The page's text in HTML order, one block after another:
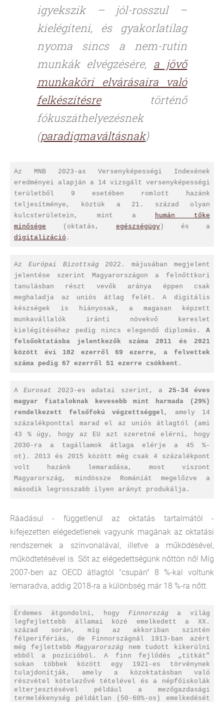
igyekszik – jól-rosszul –
kielégíteni, és gyakorlatilag
nyoma sincs a nem-rutin
munkák elvégzésére, a jövő
munkaköri elvárásaira való
felkészítésretörténő
fókuszáthelyezésnek
(paradigmaváltásnak)
Az MNB 2023-as Versenyképességi Indexének
eredményei alapján a 14 vizsgált versenyképességi
területből 9 esetében romlott hazánk
teljesítménye, köztük a 21. század olyan
kulcsterületein, mint a humán tőke
minősége (oktatás, egészségügy ) és a
digitalizáció .
Az Európai Bizottság2022. májusában megjelent
jelentése szerint Magyarországon a felnőttkori
tanulásban részt vevők aránya éppen csak
meghaladja az uniós átlag felét. A digitális
készségek is hiányosak, a magasan képzett
munkavállalók iránti növekvő kereslet
kielégítéséhez pedig nincs elegendő diplomás. A
felsőoktatásba jelentkezők száma 2011 és 2021
között évi 102 ezerről 69 ezerre, a felvettek
száma pedig 67 ezerről 51 ezerre csökkent .
AEurosat 2023-es adatai szerint, a 25-34 éves
magyar fiataloknak kevesebb mint harmada (29%)
rendelkezett felsőfokú végzettséggel, amely 14
százalékponttal marad el az uniós átlagtól (ami
43 % úgy, hogy az EU azt szeretné elérni, hogy
2030-ra a tagállamok átlaga elérje a 45 %-
ot). 2013 és 2015 között még csak 4 százalékpont
volt hazánk lemaradása, most viszont
Magyarország, mindössze Romániát megelőzve a
második legrosszabb ilyen arányt produkálja.
Ráadásul - függetlenül az oktatás tartalmától -
kifejezetten elégedetlenek vagyunk magának az oktatási
rendszernek a színvonalával, illetve a működésével,
működtetésével is. Sőt az elégedettségünk nőttön nő! Míg
2007-ben az OECD átlagtól "csupán" 8 %-kal voltunk
lemaradva, addig 2018-ra a különbség már 18 %-ra nőtt.
Érdemes átgondolni, hogy Finnországa világ
legfejlettebb államai közé emelkedett a XX.
század során, míg az akkoriban szintén
félperifériás, de Finnországnál 1913-ban azért
még fejlettebbMagyarország nem tudott kikerülni
ebből a pozícióból. A finn fejlődés „titkát”
sokan többek között egy 1921-es törvénynek
tulajdonítják, amely a közoktatásban való
részvétel kötelezővé tételével és a népfőiskolák
elterjesztésével például a mezőgazdasági
termelékenység példátlan (50-60%-os) emelkedését